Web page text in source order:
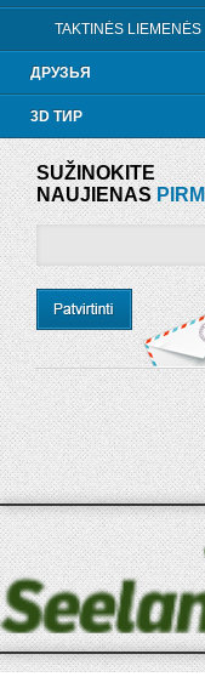
TAKTINĖS LIEMENĖS
ДРУЗЬЯ
3D ТИР
SUŽINOKITE
NAUJIENAS